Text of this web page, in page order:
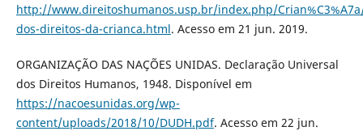
http://www.direitoshumanos.usp.br/index.php/
dos-direitos-da-crianca.html. Acesso em 21 jun. 2019.
ORGANIZAÇÃO DAS NAÇÕES UNIDAS. Declaração Universal
dos Direitos Humanos, 1948. Disponível em
https://nacoesunidas.org/wp-
content/uploads/2018/10/DUDH.pdf. Acesso em 22 jun.